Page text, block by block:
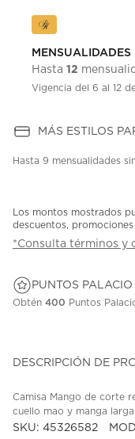
MENSUALIDADES
Hasta 12
Vigencia del 6 al 12
MÁS ESTILOS
Hasta 9 mensualidades
Los montos mostrados
descuentos,
*Consulta términos y
PUNTOS PALACIO
Obtén 400 Puntos
DESCRIPCIÓN DE
Camisa Mango de corte
cuello mao y manga
SKU: 45326582